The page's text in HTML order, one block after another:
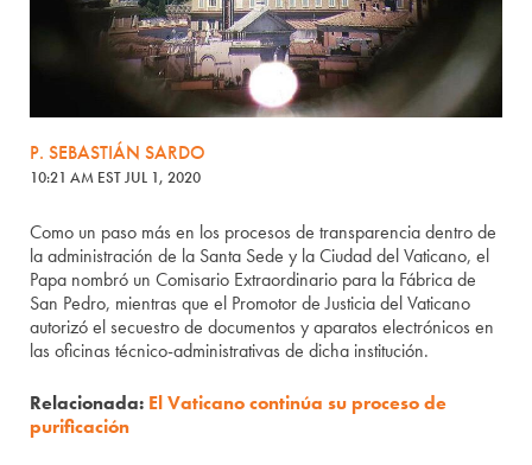
P. SEBASTIÁN SARDO
10:21 AM EST JUL 1, 2020
Como un paso más en los procesos de transparencia dentro de
la administración de la Santa Sede y la Ciudad del Vaticano, el
Papa nombró un Comisario Extraordinario para la Fábrica de
San Pedro, mientras que el Promotor de Justicia del Vaticano
autorizó el secuestro de documentos y aparatos electrónicos en
las oficinas técnico-administrativas de dicha institución.
Relacionada: El Vaticano continúa su proceso de
purificación